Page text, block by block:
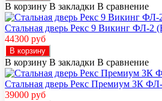
В корзину В закладки В сравнение
Стальная дверь Рекс 9 Викинг ФЛ-2
44300 руб
В корзину
В корзину В закладки В сравнение
Стальная дверь Рекс Премиум 3К
39000 руб